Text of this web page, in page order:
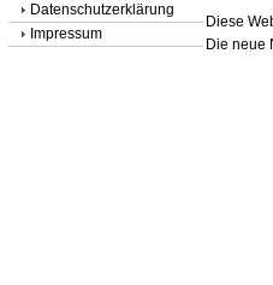
Datenschutzerklärung
Impressum
Diese
Die neue